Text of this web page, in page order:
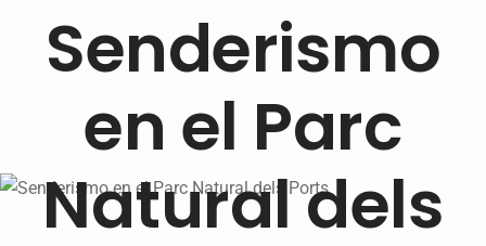
Senderismo
en el Parc
Natural dels